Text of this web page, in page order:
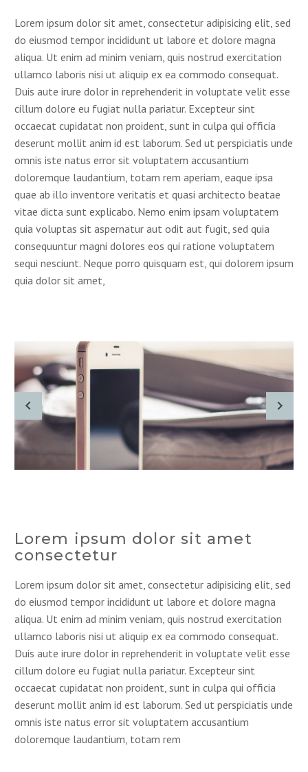
Lorem ipsum dolor sit amet, consectetur adipisicing elit, sed
do eiusmod tempor incididunt ut labore et dolore magna
aliqua. Ut enim ad minim veniam, quis nostrud exercitation
ullamco laboris nisi ut aliquip ex ea commodo consequat.
Duis aute irure dolor in reprehenderit in voluptate velit esse
cillum dolore eu fugiat nulla pariatur. Excepteur sint
occaecat cupidatat non proident, sunt in culpa qui officia
deserunt mollit anim id est laborum. Sed ut perspiciatis unde
omnis iste natus error sit voluptatem accusantium
doloremque laudantium, totam rem aperiam, eaque ipsa
quae ab illo inventore veritatis et quasi architecto beatae
vitae dicta sunt explicabo. Nemo enim ipsam voluptatem
quia voluptas sit aspernatur aut odit aut fugit, sed quia
consequuntur magni dolores eos qui ratione voluptatem
sequi nesciunt. Neque porro quisquam est, qui dolorem ipsum
quia dolor sit amet,
Lorem ipsum dolor sit amet
consectetur
Lorem ipsum dolor sit amet, consectetur adipisicing elit, sed
do eiusmod tempor incididunt ut labore et dolore magna
aliqua. Ut enim ad minim veniam, quis nostrud exercitation
ullamco laboris nisi ut aliquip ex ea commodo consequat.
Duis aute irure dolor in reprehenderit in voluptate velit esse
cillum dolore eu fugiat nulla pariatur. Excepteur sint
occaecat cupidatat non proident, sunt in culpa qui officia
deserunt mollit anim id est laborum. Sed ut perspiciatis unde
omnis iste natus error sit voluptatem accusantium
doloremque laudantium, totam rem